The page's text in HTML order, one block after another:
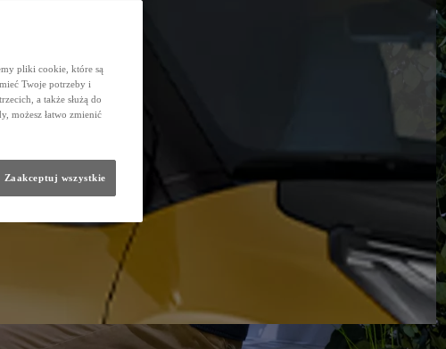
pliki cookie, które są
Twoje potrzeby i
a także służą do
możesz łatwo zmienić
Zaakceptuj wszystkie